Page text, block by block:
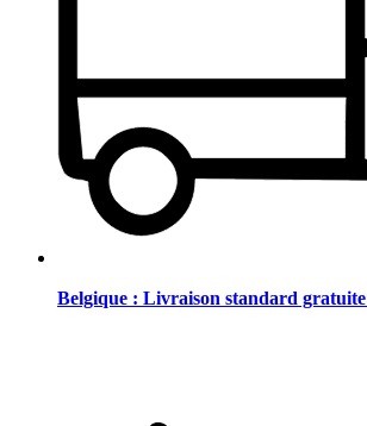
Belgique : Livraison standard gratuite